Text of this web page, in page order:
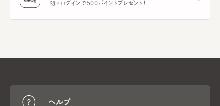
初回ログインで500ポイントプレゼント！
ヘルプ